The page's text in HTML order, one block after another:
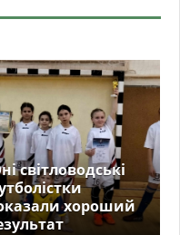
світловодські
хороший